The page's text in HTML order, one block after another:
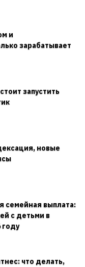
и
зарабатывает
запустить
новые
семейная выплата:
с детьми в
году
что делать,